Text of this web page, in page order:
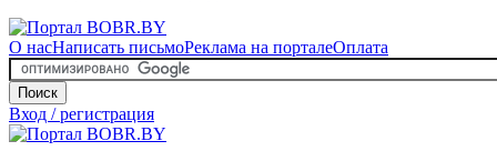
О насНаписать письмоРеклама на порталеОплата
Поиск
Вход / регистрация